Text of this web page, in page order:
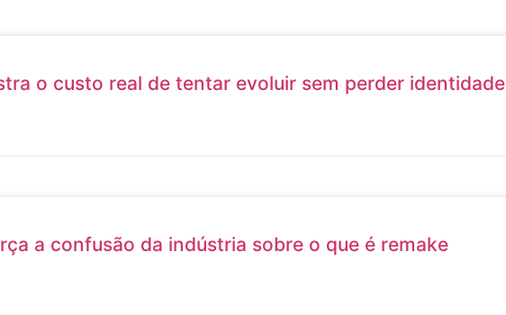
o custo real de tentar evoluir sem perder identidade
a confusão da indústria sobre o que é remake